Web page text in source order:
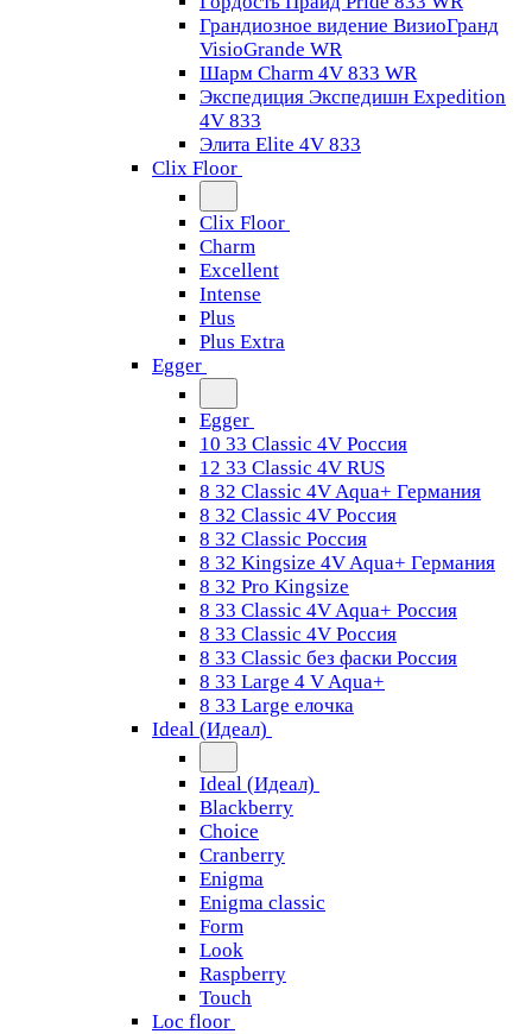
Грандиозное видение ВизиоГранд
VisioGrande WR
Шарм Charm 4V 833 WR
Экспедиция Экспедишн Expedition
4V 833
Элита Elite 4V 833
Clix Floor
Clix Floor
Charm
Excellent
Intense
Plus
Plus Extra
Egger
Egger
10 33 Classic 4V Россия
12 33 Classic 4V RUS
8 32 Classic 4V Aqua+ Германия
8 32 Classic 4V Россия
8 32 Classic Россия
8 32 Kingsize 4V Aqua+ Германия
8 32 Pro Kingsize
8 33 Classic 4V Aqua+ Россия
8 33 Classic 4V Россия
8 33 Classic без фаски Россия
8 33 Large 4 V Aqua+
8 33 Large елочка
Ideal (Идеал)
Ideal (Идеал)
Blackberry
Choice
Cranberry
Enigma
Enigma classic
Form
Look
Raspberry
Touch
Loc floor